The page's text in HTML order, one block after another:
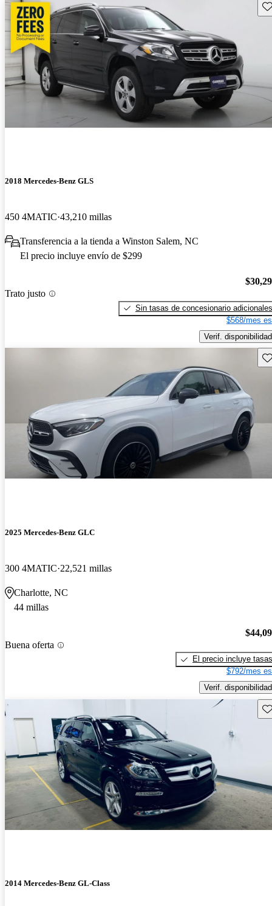
2018 Mercedes-Benz GLS
450 4MATIC 43,210 millas
Transferencia a la tienda a Winston Salem, NC
El precio incluye envío de $299
Trato justo
Sin tasas de concesionario adicionales
$568/mes
Verif. disponibilidad
2025 Mercedes-Benz GLC
300 4MATIC 22,521 millas
Charlotte, NC
44 millas
Buena oferta
El precio incluye tasas
$792/mes
Verif. disponibilidad
2014 Mercedes-Benz GL-Class